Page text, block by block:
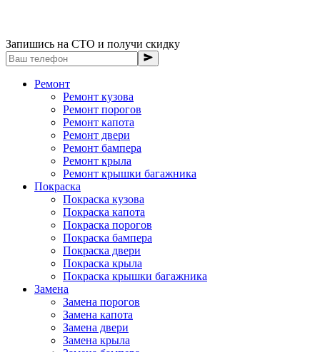
Запишись на СТО и получи скидку
Ремонт
Ремонт кузова
Ремонт порогов
Ремонт капота
Ремонт двери
Ремонт бампера
Ремонт крыла
Ремонт крышки багажника
Покраска
Покраска кузова
Покраска капота
Покраска порогов
Покраска бампера
Покраска двери
Покраска крыла
Покраска крышки багажника
Замена
Замена порогов
Замена капота
Замена двери
Замена крыла